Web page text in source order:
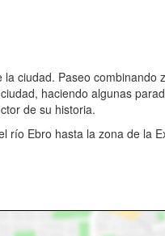
ciudad. Paseo combinando
haciendo algunas
de su historia.
río Ebro hasta la zona de la